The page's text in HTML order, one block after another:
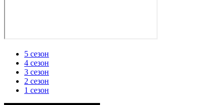
5 сезон
4 сезон
3 сезон
2 сезон
1 сезон